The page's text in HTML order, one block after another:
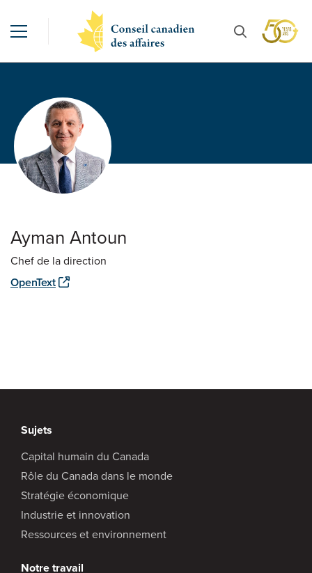
Ayman Antoun
Chef de la direction
OpenText
Sujets
Capital humain du Canada
Rôle du Canada dans le monde
Stratégie économique
Industrie et innovation
Ressources et environnement
Notre travail